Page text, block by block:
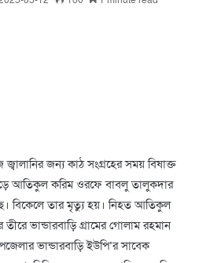
জন্য কাঠ সংগ্রহের সময় বিষাক্ত
আতিকুল করিম ওরফে বাবলু তালুকদার
বিকেলে তার মৃত্যু হয়। নিহত আতিকুল
ভান্ডারবাড়ি গ্রামের গোলাম রহমান
ভান্ডারবাড়ি ইউপি’র সাবেক